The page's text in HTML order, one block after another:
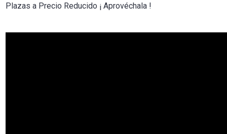
Plazas a Precio Reducido ¡ Aprovéchala !